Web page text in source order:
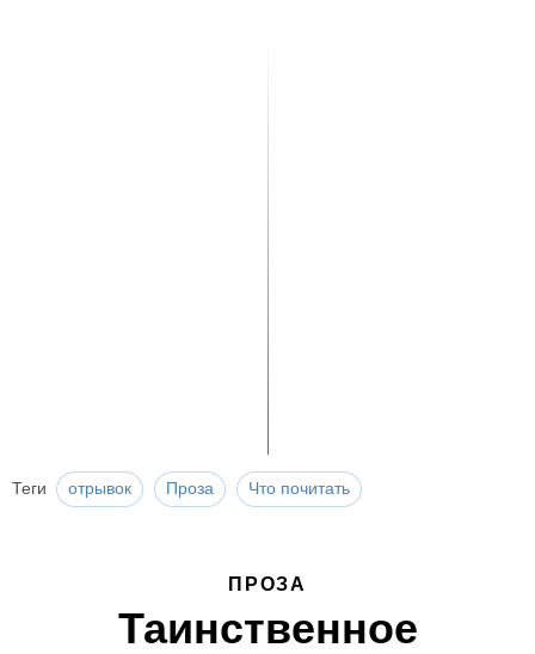
Теги отрывок Проза Что почитать
ПРОЗА
Таинственное